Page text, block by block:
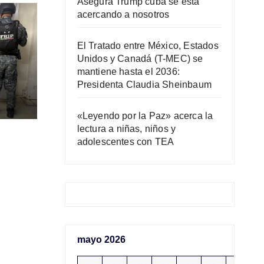
acercando a nosotros
El Tratado entre México, Estados
Unidos y Canadá (T-MEC) se
mantiene hasta el 2036:
Presidenta Claudia Sheinbaum
«Leyendo por la Paz» acerca la
lectura a niñas, niños y
adolescentes con TEA
mayo 2026